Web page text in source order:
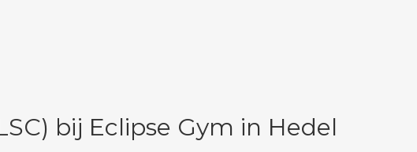
bij Eclipse Gym in Hedel